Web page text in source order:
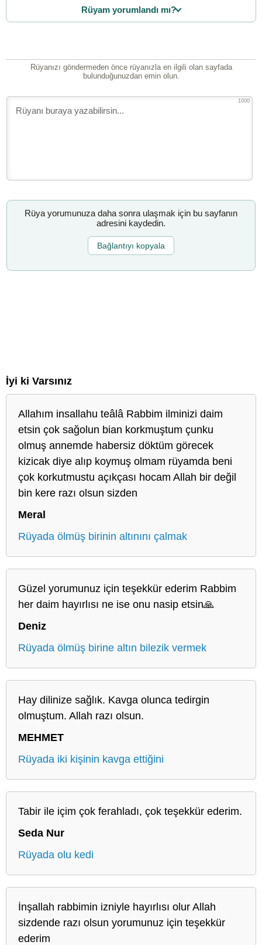
Rüyam yorumlandı mı?
Rüyanızı göndermeden önce rüyanızla en ilgili olan sayfada
bulunduğunuzdan emin olun.
1000
Rüya yorumunuza daha sonra ulaşmak için bu sayfanın
adresini kaydedin.
Bağlantıyı kopyala
İyi ki Varsınız
Allahım insallahu teâlâ Rabbim ilminizi daim
etsin çok sağolun bian korkmuştum çunku
olmuş annemde habersiz döktüm görecek
kizicak diye alıp koymuş olmam rüyamda beni
çok korkutmustu açıkçası hocam Allah bir değil
bin kere razı olsun sizden
Meral
Rüyada ölmüş birinin altınını çalmak
Güzel yorumunuz için teşekkür ederim Rabbim
her daim hayırlısı ne ise onu nasip etsin🙏
Deniz
Rüyada ölmüş birine altın bilezik vermek
Hay dilinize sağlık. Kavga olunca tedirgin
olmuştum. Allah razı olsun.
MEHMET
Rüyada iki kişinin kavga ettiğini
Tabir ile içim çok ferahladı, çok teşekkür ederim.
Seda Nur
Rüyada olu kedi
İnşallah rabbimin izniyle hayırlısı olur Allah
sizdende razı olsun yorumunuz için teşekkür
ederim